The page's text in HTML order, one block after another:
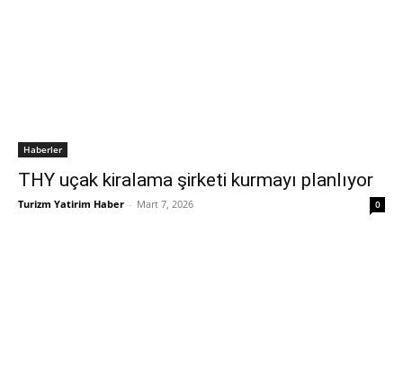
Haberler
THY uçak kiralama şirketi kurmayı planlıyor
Turizm Yatirim Haber - Mart 7, 2026 0